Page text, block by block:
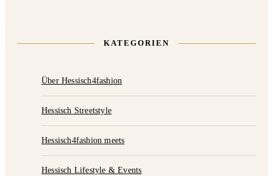
KATEGORIEN
Über Hessisch4fashion
Hessisch Streetstyle
Hessisch4fashion meets
Hessisch Lifestyle & Events